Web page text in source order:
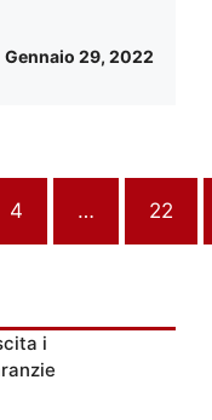
Gennaio 29, 2022
4 … 22
i